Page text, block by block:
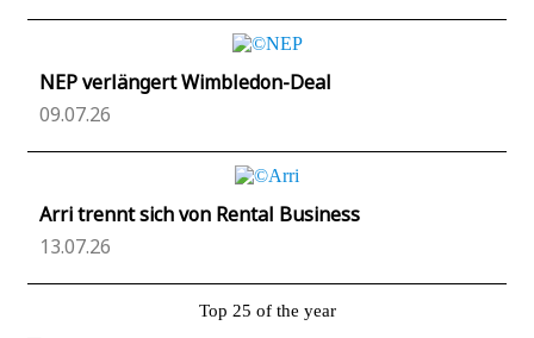
NEP verlängert Wimbledon-Deal
09.07.26
Arri trennt sich von Rental Business
13.07.26
Top 25 of the year